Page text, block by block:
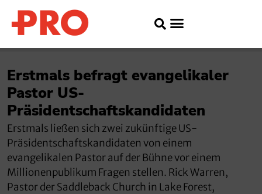
Erstmals befragt evangelikaler
Pastor US-
Präsidentschaftskandidaten
Erstmals ließen sich zwei zukünftige US-
Präsidentschaftskandidaten von einem
evangelikalen Pastor auf der Bühne vor einem
Millionenpublikum Fragen stellen. Rick Warren,
Pastor der Saddleback Church in Lake Forest,